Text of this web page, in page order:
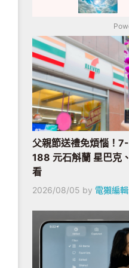
父親節送禮免煩惱！
188 元石斛蘭 星巴克
看
2026/08/05 by 電獺編